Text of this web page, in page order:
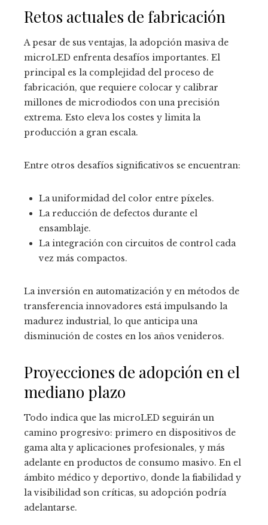
Retos actuales de fabricación
A pesar de sus ventajas, la adopción masiva de
microLED enfrenta desafíos importantes. El
principal es la complejidad del proceso de
fabricación, que requiere colocar y calibrar
millones de microdiodos con una precisión
extrema. Esto eleva los costes y limita la
producción a gran escala.
Entre otros desafíos significativos se encuentran:
La uniformidad del color entre píxeles.
La reducción de defectos durante el
ensamblaje.
La integración con circuitos de control cada
vez más compactos.
La inversión en automatización y en métodos de
transferencia innovadores está impulsando la
madurez industrial, lo que anticipa una
disminución de costes en los años venideros.
Proyecciones de adopción en el
mediano plazo
Todo indica que las microLED seguirán un
camino progresivo: primero en dispositivos de
gama alta y aplicaciones profesionales, y más
adelante en productos de consumo masivo. En el
ámbito médico y deportivo, donde la fiabilidad y
la visibilidad son críticas, su adopción podría
adelantarse.